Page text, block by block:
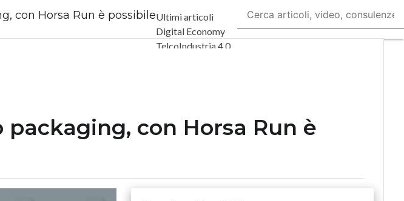
con Horsa Run è possibileUltimi articoli
Digital Economy
TelcoIndustria 4.0
artificiale
Videointerviste
PodcastPrivacy
con Horsa Run è